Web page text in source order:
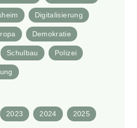
Digitalisierung
Demokratie
Schulbau Polizei
2023 2024 2025